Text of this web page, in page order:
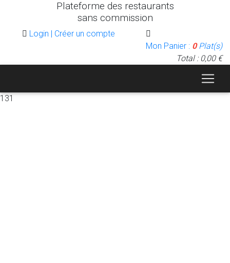
Plateforme des restaurants
sans commission
Login | Créer un compte
Mon Panier : 0Plat(s)
Total : 0,00 €
131